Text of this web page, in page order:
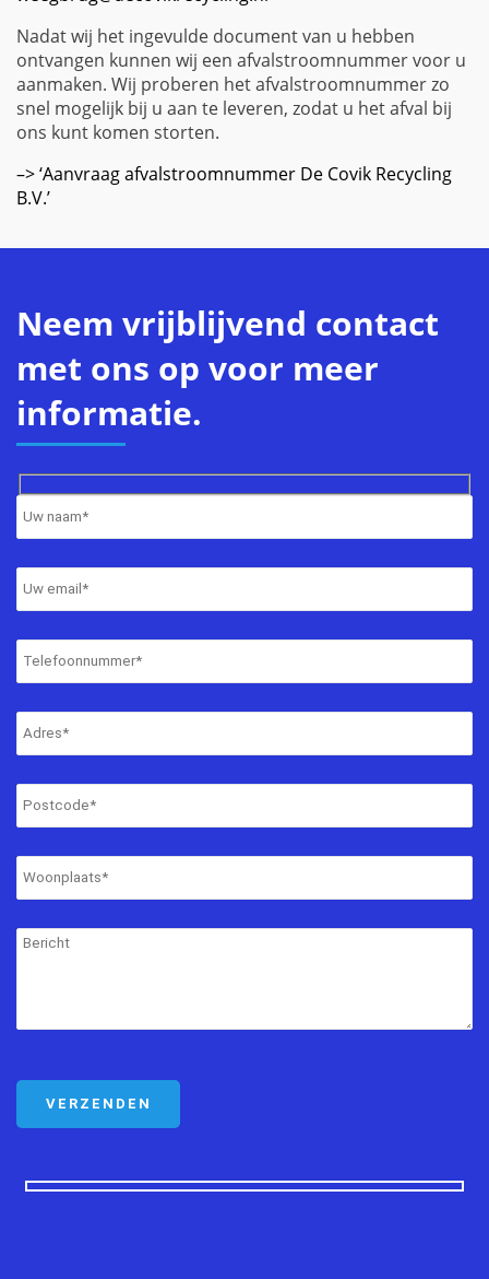
Nadat wij het ingevulde document van u hebben
ontvangen kunnen wij een afvalstroomnummer voor u
aanmaken. Wij proberen het afvalstroomnummer zo
snel mogelijk bij u aan te leveren, zodat u het afval bij
ons kunt komen storten.
–> ‘Aanvraag afvalstroomnummer De Covik Recycling
B.V.’
Neem vrijblijvend contact
met ons op voor meer
informatie.